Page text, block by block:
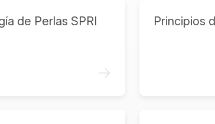
de Perlas SPRI
->
Principios